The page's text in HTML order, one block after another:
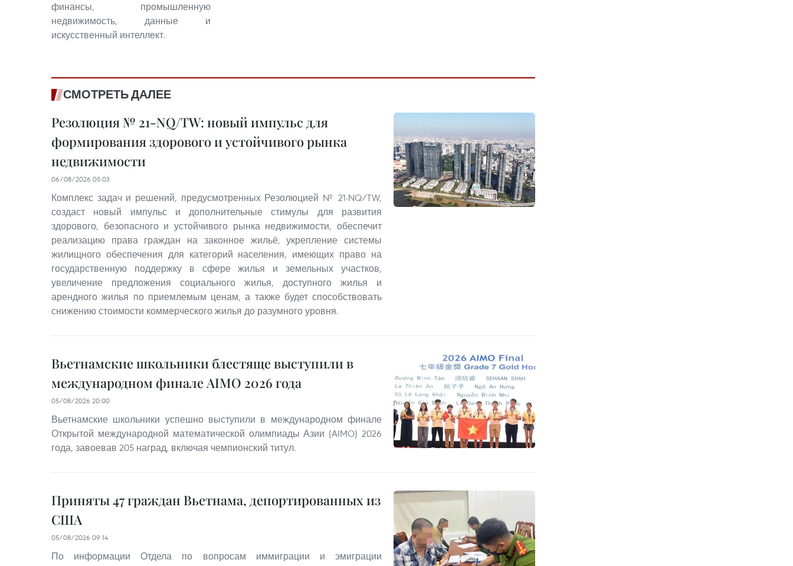
финансы, промышленную
недвижимость, данные и
искусственный интеллект.
СМОТРЕТЬ ДАЛЕЕ
Резолюция № 21-NQ/TW: новый импульс для
формирования здорового и устойчивого рынка
недвижимости
06/08/2026 05:03
Комплекс задач и решений, предусмотренных Резолюцией № 21-NQ/TW,
создаст новый импульс и дополнительные стимулы для развития
здорового, безопасного и устойчивого рынка недвижимости, обеспечит
реализацию права граждан на законное жильё, укрепление системы
жилищного обеспечения для категорий населения, имеющих право на
государственную поддержку в сфере жилья и земельных участков,
увеличение предложения социального жилья, доступного жилья и
арендного жилья по приемлемым ценам, а также будет способствовать
снижению стоимости коммерческого жилья до разумного уровня.
Вьетнамские школьники блестяще выступили в
международном финале AIMO 2026 года
05/08/2026 20:00
Вьетнамские школьники успешно выступили в международном финале
Открытой международной математической олимпиады Азии (AIMO) 2026
года, завоевав 205 наград, включая чемпионский титул.
Приняты 47 граждан Вьетнама, депортированных из
США
05/08/2026 09:14
По информации Отдела по вопросам иммиграции и эмиграции